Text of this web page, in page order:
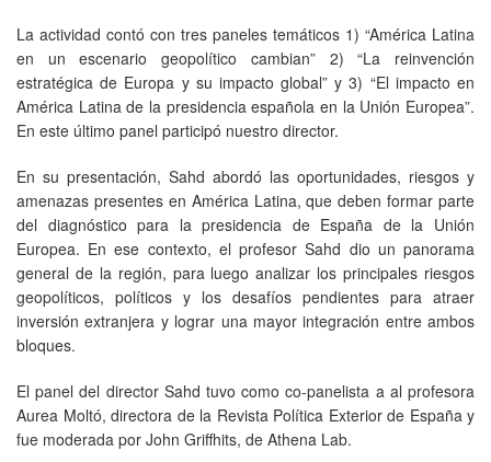
La actividad contó con tres paneles temáticos 1) “América Latina
en un escenario geopolítico cambian” 2) “La reinvención
estratégica de Europa y su impacto global” y 3) “El impacto en
América Latina de la presidencia española en la Unión Europea”.
En este último panel participó nuestro director.
En su presentación, Sahd abordó las oportunidades, riesgos y
amenazas presentes en América Latina, que deben formar parte
del diagnóstico para la presidencia de España de la Unión
Europea. En ese contexto, el profesor Sahd dio un panorama
general de la región, para luego analizar los principales riesgos
geopolíticos, políticos y los desafíos pendientes para atraer
inversión extranjera y lograr una mayor integración entre ambos
bloques.
El panel del director Sahd tuvo como co-panelista a al profesora
Aurea Moltó, directora de la Revista Política Exterior de España y
fue moderada por John Griffhits, de Athena Lab.